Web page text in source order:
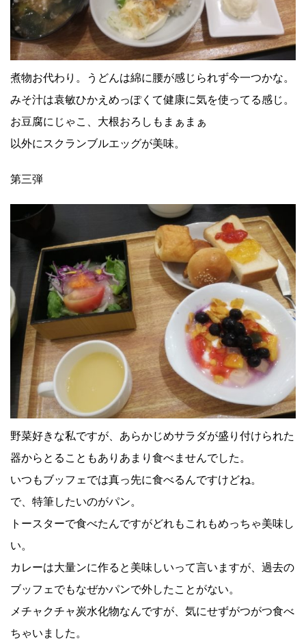
煮物お代わり。うどんは綿に腰が感じられず今一つかな。
みそ汁は袁敏ひかえめっぽくて健康に気を使ってる感じ。
お豆腐にじゃこ、大根おろしもまぁまぁ
以外にスクランブルエッグが美味。
第三弾
野菜好きな私ですが、あらかじめサラダが盛り付けられた
器からとることもありあまり食べませんでした。
いつもブッフェでは真っ先に食べるんですけどね。
で、特筆したいのがパン。
トースターで食べたんですがどれもこれもめっちゃ美味し
い。
カレーは大量ンに作ると美味しいって言いますが、過去の
ブッフェでもなぜかパンで外したことがない。
メチャクチャ炭水化物なんですが、気にせずがつがつ食べ
ちゃいました。